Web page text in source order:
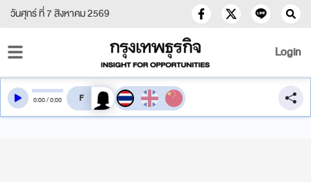
วันศุกร์ ที่ 7 สิงหาคม 2569
Login
0:00/0:00 สลับเสียงอ่าน